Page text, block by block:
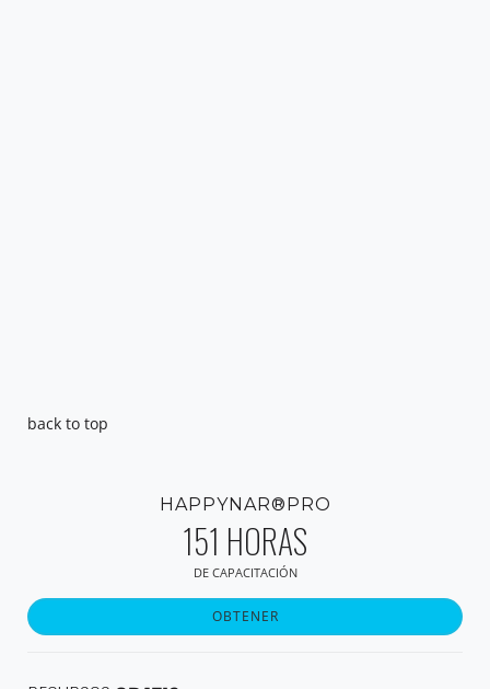
back to top
HAPPYNAR®PRO
151 HORAS
DE CAPACITACIÓN
OBTENER